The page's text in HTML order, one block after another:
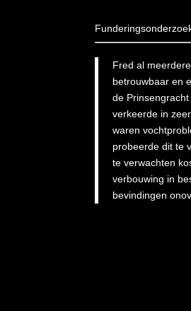
Fred al
betrouwbaar en
de
verkeerde in
waren
probeerde dit te
te verwachten
verbouwing in
bevindingen